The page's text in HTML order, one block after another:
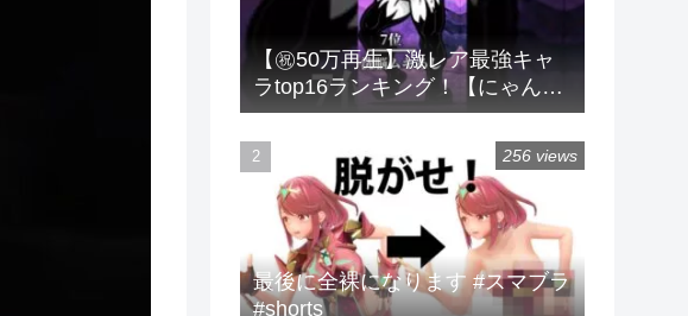
【㊗️50万再生】激レア最強キャ
ラtop16ランキング！【にゃんこ
大戦争】 #にゃんこ大戦争 #ラン
キング #shorts #激レア
最後に全裸になります #スマブラ
#shorts
256 views